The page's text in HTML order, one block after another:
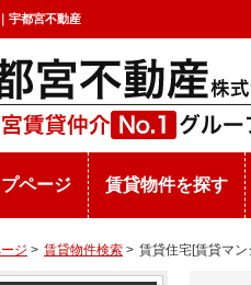
宇都宮不動産
プページ 賃貸物件を探す
ジ > 賃貸物件検索 > 賃貸住宅[賃貸マ